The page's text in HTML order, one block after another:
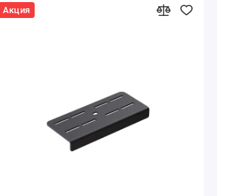
Акция